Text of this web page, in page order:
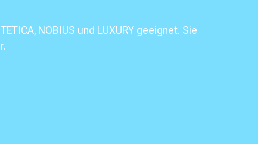
NOBIUS und LUXURY geeignet. Sie